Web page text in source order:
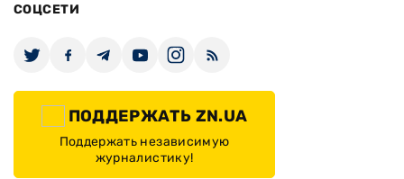
СОЦСЕТИ
ПОДДЕРЖАТЬ ZN.UA
Поддержать независимую
журналистику!